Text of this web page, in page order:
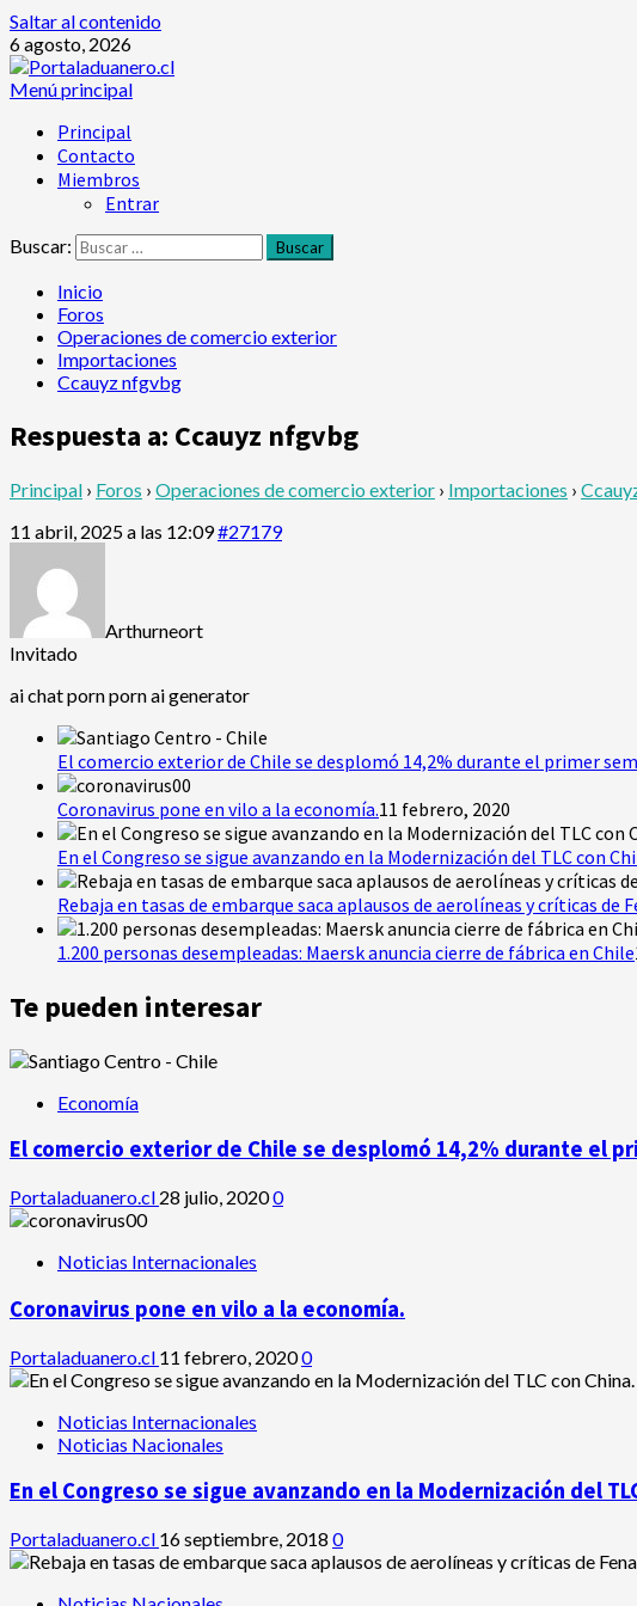
Saltar al contenido
6 agosto, 2026
Menú principal
Principal
Contacto
Miembros
Entrar
Buscar:
Inicio
Foros
Operaciones de comercio exterior
Importaciones
Ccauyz nfgvbg
Respuesta a: Ccauyz nfgvbg
Principal › Foros › Operaciones de comercio exterior › Importaciones ›
11 abril, 2025 a las 12:09#27179
Arthurneort
Invitado
ai chat pornporn ai generator
El comercio exterior de Chile se desplomó 14,2% durante el primer
Coronavirus pone en vilo a la economía.11 febrero, 2020
En el Congreso se sigue avanzando en la Modernización del TLC con
Rebaja en tasas de embarque saca aplausos de aerolíneas y críticas de
1.200 personas desempleadas: Maersk anuncia cierre de fábrica en Chile
Te pueden interesar
Economía
El comercio exterior de Chile se desplomó 14,2% durante el
Portaladuanero.cl 28 julio, 20200
Noticias Internacionales
Coronavirus pone en vilo a la economía.
Portaladuanero.cl 11 febrero, 20200
Noticias Internacionales
Noticias Nacionales
En el Congreso se sigue avanzando en la Modernización del
Portaladuanero.cl 16 septiembre, 2018 0